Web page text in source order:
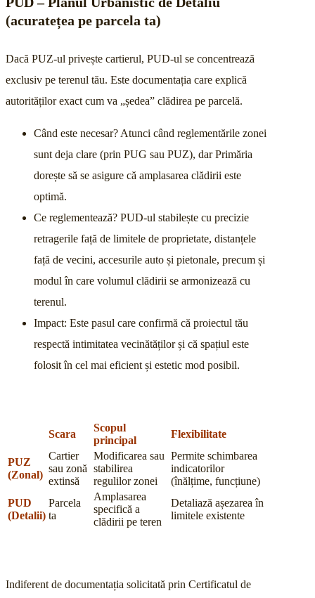
(acuratețea pe parcela ta)
Dacă PUZ-ul privește cartierul, PUD-ul se concentrează
exclusiv pe terenul tău. Este documentația care explică
autorităților exact cum va „ședea” clădirea pe parcelă.
Când este necesar? Atunci când reglementările zonei
sunt deja clare (prin PUG sau PUZ), dar Primăria
dorește să se asigure că amplasarea clădirii este
optimă.
Ce reglementează? PUD-ul stabilește cu precizie
retragerile față de limitele de proprietate, distanțele
față de vecini, accesurile auto și pietonale, precum și
modul în care volumul clădirii se armonizează cu
terenul.
Impact: Este pasul care confirmă că proiectul tău
respectă intimitatea vecinătăților și că spațiul este
folosit în cel mai eficient și estetic mod posibil.
Scara
Scopul
principal
Flexibilitate
PUZ
(Zonal)
Cartier
sau zonă
extinsă
Modificarea sau
stabilirea
regulilor zonei
Permite schimbarea
indicatorilor
(înălțime, funcțiune)
PUD
(Detalii)
Parcela
ta
Amplasarea
specifică a
clădirii pe teren
Detaliază așezarea în
limitele existente
Indiferent de documentația solicitată prin Certificatul de